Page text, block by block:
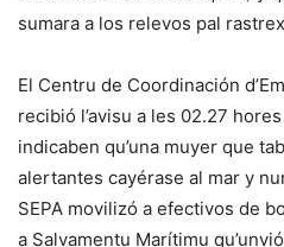
sumara a los relevos pal
El Centru de Coordinación
recibió l’avisu a les 02.27
indicaben qu’una muyer que
alertantes cayérase al mar y
SEPA movilizó a efectivos de
a Salvamentu Marítimu